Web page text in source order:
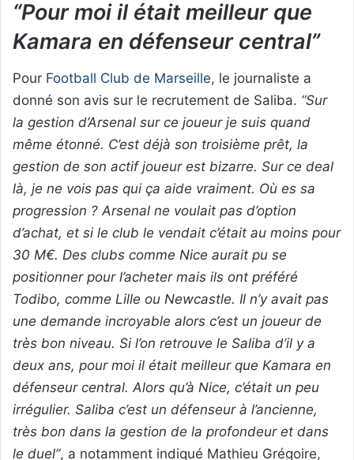
“Pour moi il était meilleur que
Kamara en défenseur central”
Pour Football Club de Marseille, le journaliste a
donné son avis sur le recrutement de Saliba. “Sur
la gestion d’Arsenal sur ce joueur je suis quand
même étonné. C’est déjà son troisième prêt, la
gestion de son actif joueur est bizarre. Sur ce deal
là, je ne vois pas qui ça aide vraiment. Où es sa
progression ? Arsenal ne voulait pas d’option
d’achat, et si le club le vendait c’était au moins pour
30 M€. Des clubs comme Nice aurait pu se
positionner pour l’acheter mais ils ont préféré
Todibo, comme Lille ou Newcastle. Il n’y avait pas
une demande incroyable alors c’est un joueur de
très bon niveau. Si l’on retrouve le Saliba d’il y a
deux ans, pour moi il était meilleur que Kamara en
défenseur central. Alors qu’à Nice, c’était un peu
irrégulier. Saliba c’est un défenseur à l’ancienne,
très bon dans la gestion de la profondeur et dans
le duel”, a notamment indiqué Mathieu Grégoire,